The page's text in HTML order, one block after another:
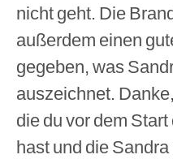
nicht geht. Die
außerdem einen
gegeben, was
auszeichnet.
die du vor dem
hast und die